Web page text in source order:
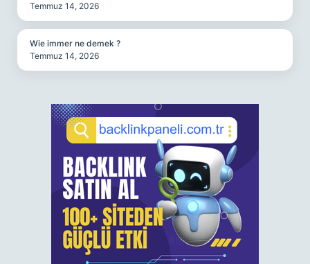
Temmuz 14, 2026
Wie immer ne demek ?
Temmuz 14, 2026